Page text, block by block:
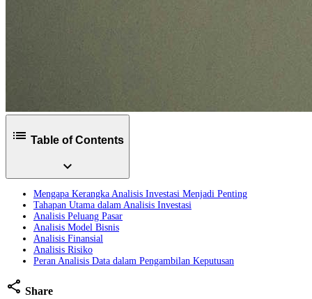
list Table of Contents
expand_more
Mengapa Kerangka Analisis Investasi Menjadi Penting
Tahapan Utama dalam Analisis Investasi
Analisis Peluang Pasar
Analisis Model Bisnis
Analisis Finansial
Analisis Risiko
Peran Analisis Data dalam Pengambilan Keputusan
share Share